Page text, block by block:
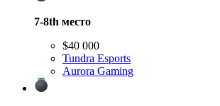
7-8th место
$40 000
Tundra Esports
Aurora Gaming